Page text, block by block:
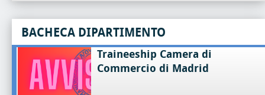
BACHECA DIPARTIMENTO
Traineeship Camera di
Commercio di Madrid